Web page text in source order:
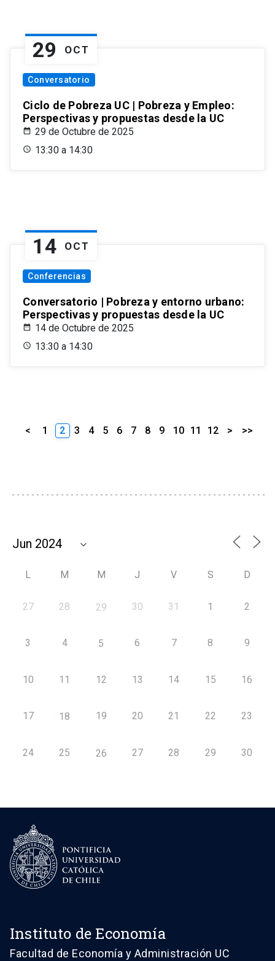
29 OCT
Conversatorio
Ciclo de Pobreza UC | Pobreza y Empleo:
Perspectivas y propuestas desde la UC
29 de Octubre de 2025
13:30 a 14:30
14 OCT
Conferencias
Conversatorio | Pobreza y entorno urbano:
Perspectivas y propuestas desde la UC
14 de Octubre de 2025
13:30 a 14:30
< 1 2 3 4 5 6 7 8 9 10 11 12 > >>
L M M J V S D
27 28 29 30 31 1 2
3 4 5 6 7 8 9
10 11 12 13 14 15 16
17 18 19 20 21 22 23
24 25 26 27 28 29 30
Instituto de Economía
Facultad de Economía y Administración UC